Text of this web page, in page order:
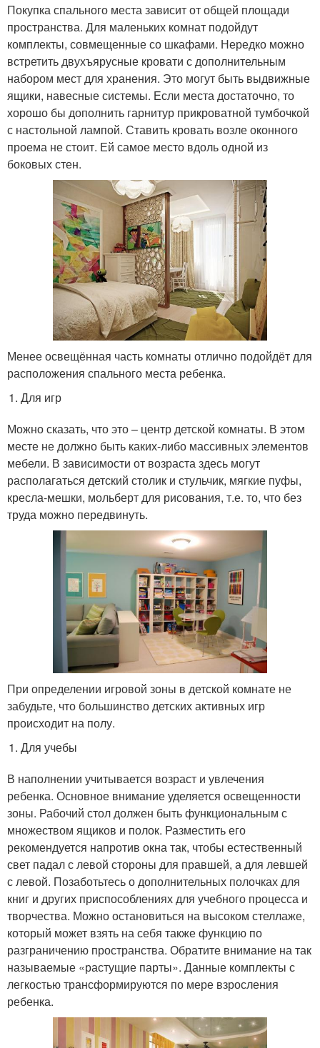
Покупка спального места зависит от общей площади
пространства. Для маленьких комнат подойдут
комплекты, совмещенные со шкафами. Нередко можно
встретить двухъярусные кровати с дополнительным
набором мест для хранения. Это могут быть выдвижные
ящики, навесные системы. Если места достаточно, то
хорошо бы дополнить гарнитур прикроватной тумбочкой
с настольной лампой. Ставить кровать возле оконного
проема не стоит. Ей самое место вдоль одной из
боковых стен.
Менее освещённая часть комнаты отлично подойдёт для
расположения спального места ребенка.
Для игр
Можно сказать, что это – центр детской комнаты. В этом
месте не должно быть каких-либо массивных элементов
мебели. В зависимости от возраста здесь могут
располагаться детский столик и стульчик, мягкие пуфы,
кресла-мешки, мольберт для рисования, т.е. то, что без
труда можно передвинуть.
При определении игровой зоны в детской комнате не
забудьте, что большинство детских активных игр
происходит на полу.
Для учебы
В наполнении учитывается возраст и увлечения
ребенка. Основное внимание уделяется освещенности
зоны. Рабочий стол должен быть функциональным с
множеством ящиков и полок. Разместить его
рекомендуется напротив окна так, чтобы естественный
свет падал с левой стороны для правшей, а для левшей
с левой. Позаботьтесь о дополнительных полочках для
книг и других приспособлениях для учебного процесса и
творчества. Можно остановиться на высоком стеллаже,
который может взять на себя также функцию по
разграничению пространства. Обратите внимание на так
называемые «растущие парты». Данные комплекты с
легкостью трансформируются по мере взросления
ребенка.